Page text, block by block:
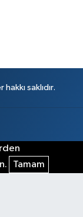
saklıdır.
Tamam